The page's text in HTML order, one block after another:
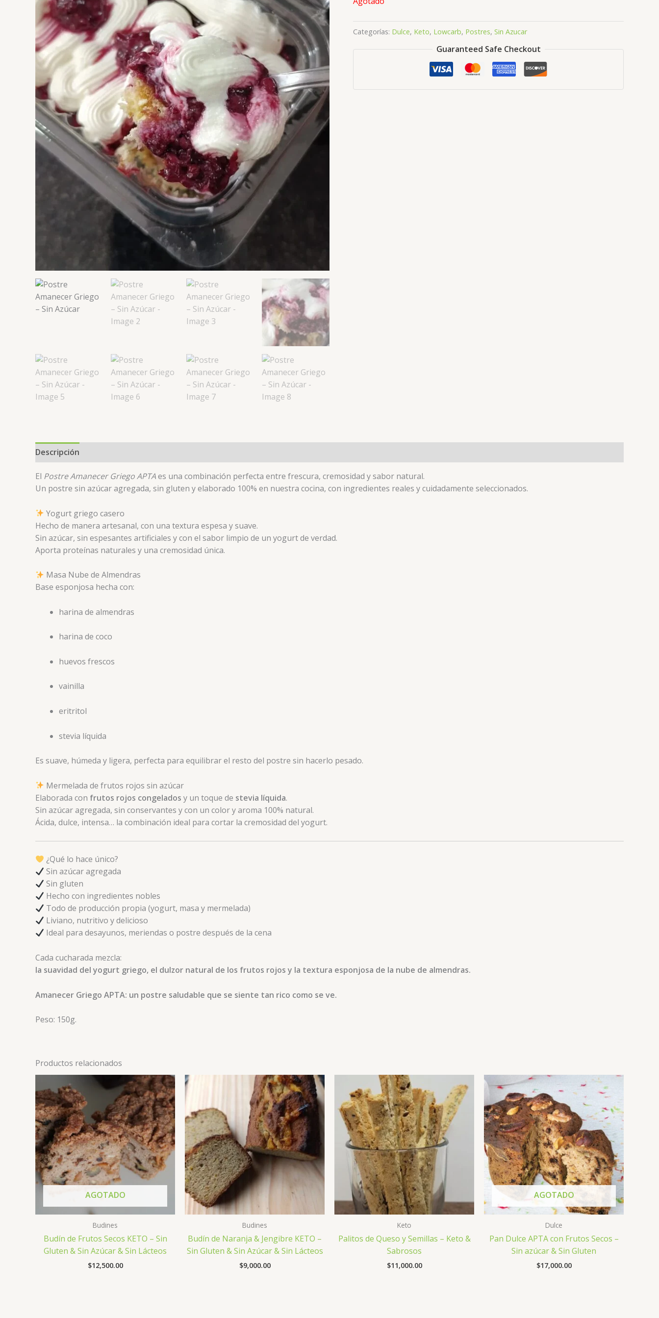
Categorías: Dulce, Keto, Lowcarb, Postres, Sin Azucar
Guaranteed Safe Checkout
Descripción
El Postre Amanecer Griego APTAes una combinación perfecta entre frescura, cremosidad y sabor natural.
Un postre sin azúcar agregada, sin gluten y elaborado 100% en nuestra cocina, con ingredientes reales y cuidadamente seleccionados.
Yogurt griego casero
Hecho de manera artesanal, con una textura espesa y suave.
Sin azúcar, sin espesantes artificiales y con el sabor limpio de un yogurt de verdad.
Aporta proteínas naturales y una cremosidad única.
Masa Nube de Almendras
Base esponjosa hecha con:
harina de almendras
harina de coco
huevos frescos
vainilla
eritritol
stevia líquida
Es suave, húmeda y ligera, perfecta para equilibrar el resto del postre sin hacerlo pesado.
Mermelada de frutos rojos sin azúcar
Elaborada con frutos rojos congelados y un toque de stevia líquida.
Sin azúcar agregada, sin conservantes y con un color y aroma 100% natural.
Ácida, dulce, intensa… la combinación ideal para cortar la cremosidad del yogurt.
¿Qué lo hace único?
Sin azúcar agregada
Sin gluten
Hecho con ingredientes nobles
Todo de producción propia (yogurt, masa y mermelada)
Liviano, nutritivo y delicioso
Ideal para desayunos, meriendas o postre después de la cena
Cada cucharada mezcla:
la suavidad del yogurt griego, el dulzor natural de los frutos rojos y la textura esponjosa de la nube de almendras.
Amanecer Griego APTA: un postre saludable que se siente tan rico como se ve.
Peso: 150g.
Productos relacionados
AGOTADO
Budines
Budín de Frutos Secos KETO – Sin
Gluten & Sin Azúcar & Sin Lácteos
$12,500.00
Budines
Budín de Naranja & Jengibre KETO –
Sin Gluten & Sin Azúcar & Sin Lácteos
$9,000.00
Keto
Palitos de Queso y Semillas – Keto &
Sabrosos
$11,000.00
AGOTADO
Dulce
Pan Dulce APTA con Frutos Secos –
Sin azúcar & Sin Gluten
$17,000.00